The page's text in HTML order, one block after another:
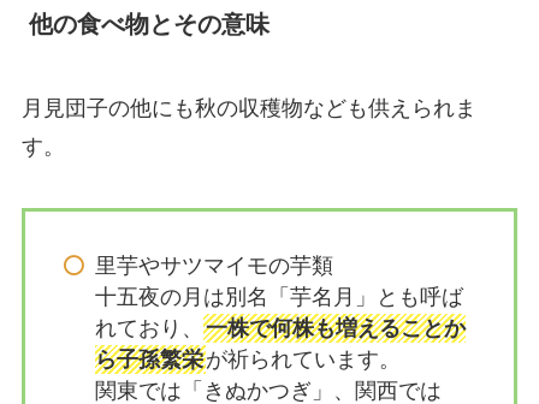
他の食べ物とその意味
月見団子の他にも秋の収穫物なども供えられま
す。
里芋やサツマイモの芋類
十五夜の月は別名「芋名月」とも呼ば
れており、一株で何株も増えることか
ら子孫繁栄が祈られています。
関東では「きぬかつぎ」、関西では